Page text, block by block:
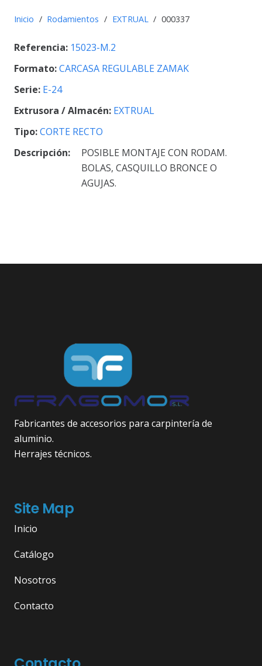
Inicio / Rodamientos / EXTRUAL / 000337
Referencia: 15023-M.2
Formato:CARCASA REGULABLE ZAMAK
Serie: E-24
Extrusora / Almacén: EXTRUAL
Tipo:CORTE RECTO
Descripción:
POSIBLE MONTAJE CON RODAM.
BOLAS, CASQUILLO BRONCE O
AGUJAS.
Fabricantes de accesorios para carpintería de
aluminio.
Herrajes técnicos.
Site Map
Inicio
Catálogo
Nosotros
Contacto